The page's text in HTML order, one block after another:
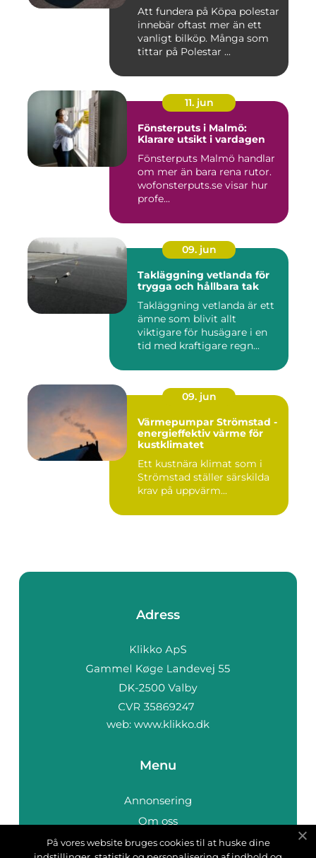
Att fundera på Köpa polestar
innebär oftast mer än ett
vanligt bilköp. Många som
tittar på Polestar ...
11. jun
Fönsterputs i Malmö:
Klarare utsikt i vardagen
Fönsterputs Malmö handlar
om mer än bara rena rutor.
wofonsterputs.se visar hur
profe...
09. jun
Takläggning vetlanda för
trygga och hållbara tak
Takläggning vetlanda är ett
ämne som blivit allt
viktigare för husägare i en
tid med kraftigare regn...
09. jun
Värmepumpar Strömstad -
energieffektiv värme för
kustklimatet
Ett kustnära klimat som i
Strömstad ställer särskilda
krav på uppvärm...
Adress
web: www.klikko.dk
Menu
Annonsering
Om oss
Cookies
På vores website bruges cookies til at huske dine